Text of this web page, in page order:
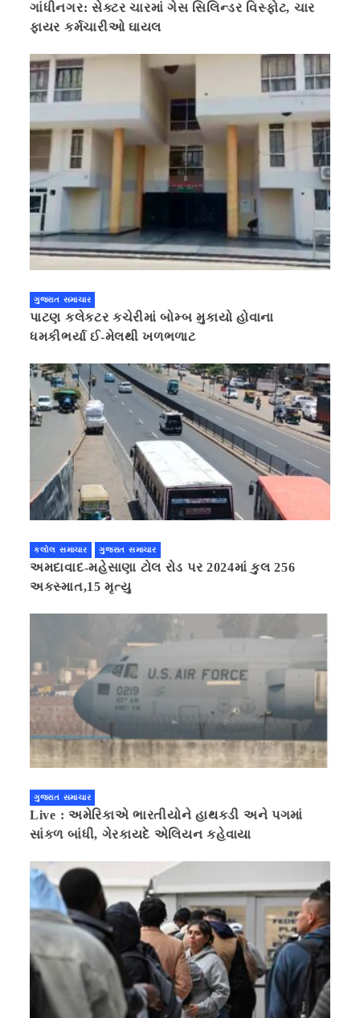
ગાંધીનગર: સેક્ટર ચારમાં ગેસ સિલિન્ડર વિસ્ફોટ, ચાર
ફાયર કર્મચારીઓ ઘાયલ
ગુજરાત સમાચાર
પાટણ કલેકટર કચેરીમાં બોમ્બ મુકાયો હોવાના
ધમકીભર્યા ઈ-મેલથી ખળભળાટ
કલોલ સમાચાર ગુજરાત સમાચાર
અમદાવાદ-મહેસાણા ટોલ રોડ પર 2024માં કુલ 256
અકસ્માત,15 મૃત્યુ
ગુજરાત સમાચાર
Live : અમેરિકાએ ભારતીયોને હાથકડી અને પગમાં
સાંકળ બાંધી, ગેરકાયદે એલિયન કહેવાયા